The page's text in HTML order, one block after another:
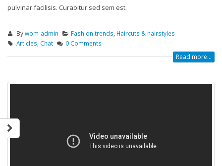
pulvinar facilisis. Curabitur sed sem est.
Bywom-admin Fashion trends Haircuts & hairstyles
Articles Chat 0 Comments
Read more...